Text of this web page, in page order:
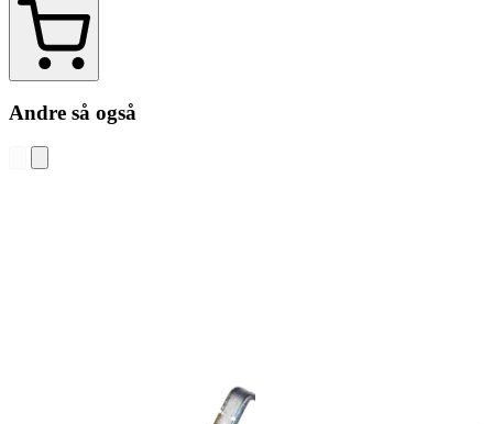
Andre så også